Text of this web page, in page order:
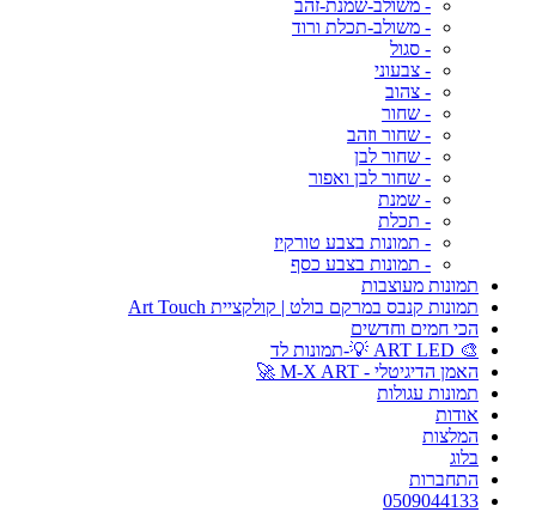
- משולב-שמנת-זהב
- משולב-תכלת ורוד
- סגול
- צבעוני
- צהוב
- שחור
- שחור וזהב
- שחור לבן
- שחור לבן ואפור
- שמנת
- תכלת
- תמונות בצבע טורקיז
- תמונות בצבע כסף
תמונות מעוצבות
תמונות קנבס במרקם בולט | קולקציית Art Touch
הכי חמים וחדשים
🎨 ART LED 💡-תמונות לד
האמן הדיגיטלי - M-X ART 🚀
תמונות עגולות
אודות
המלצות
בלוג
התחברות
0509044133